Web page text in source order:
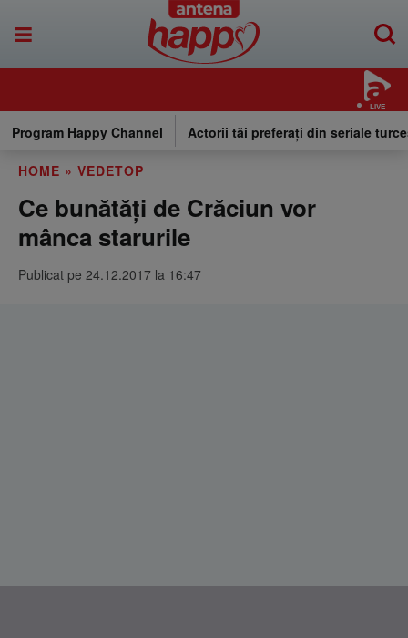
LIVE
Program Happy Channel Actorii tăi preferați din seriale
HOME » VEDETOP
Ce bunătăți de Crăciun vor
mânca starurile
Publicat pe 24.12.2017 la 16:47